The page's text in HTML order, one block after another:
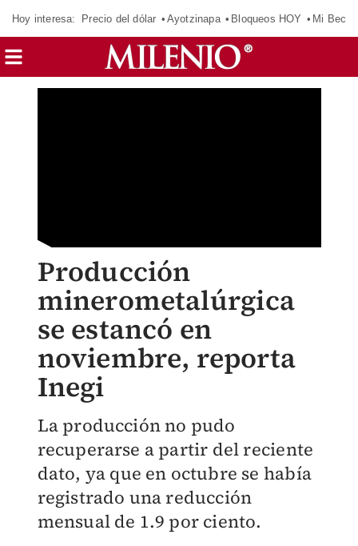
Hoy interesa: Precio del dólar Ayotzinapa Bloqueos HOY Mi Beca
Producción
minerometalúrgica
se estancó en
noviembre, reporta
Inegi
La producción no pudo
recuperarse a partir del reciente
dato, ya que en octubre se había
registrado una reducción
mensual de 1.9 por ciento.